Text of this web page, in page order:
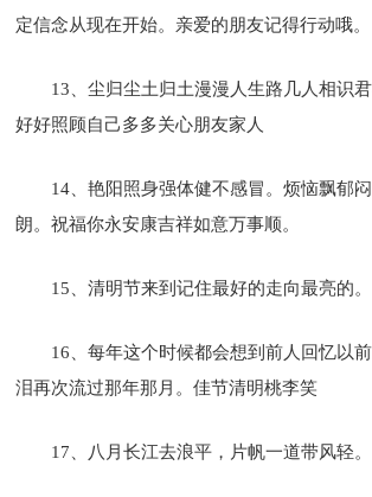
定信念从现在开始。亲爱的朋友记得行动哦。
13、尘归尘土归土漫漫人生路几人相识
好好照顾自己多多关心朋友家人
14、艳阳照身强体健不感冒。烦恼飘郁
朗。祝福你永安康吉祥如意万事顺。
15、清明节来到记住最好的走向最亮的。
16、每年这个时候都会想到前人回忆以
泪再次流过那年那月。佳节清明桃李笑
17、八月长江去浪平，片帆一道带风轻。